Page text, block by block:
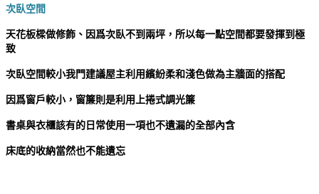
次臥空間
天花板樑做修飾、 因爲次臥不到兩坪，所以每一點空間都要發揮到極
致
次臥空間較小我門建議屋主利用繽紛柔和淺色做為主牆面的搭配
因爲窗戶較小，窗簾則是利用上捲式調光簾
書桌與衣櫃該有的日常使用一項也不遺漏的全部內含
床底的收納當然也不能遺忘